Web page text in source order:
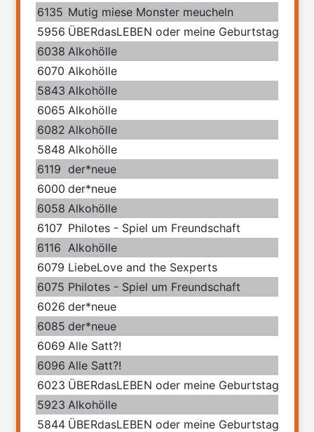
6135 Mutig miese Monster meucheln
5956 ÜBERdasLEBEN oder meine Geburtstage mit
6038 Alkohölle
6070 Alkohölle
5843 Alkohölle
6065 Alkohölle
6082 Alkohölle
5848 Alkohölle
6119 der*neue
6000 der*neue
6058 Alkohölle
6107 Philotes - Spiel um Freundschaft
6116 Alkohölle
6079 LiebeLove and the Sexperts
6075 Philotes - Spiel um Freundschaft
6026 der*neue
6085 der*neue
6069 Alle Satt?!
6096 Alle Satt?!
6023 ÜBERdasLEBEN oder meine Geburtstage mit
5923 Alkohölle
5844 ÜBERdasLEBEN oder meine Geburtstage mit